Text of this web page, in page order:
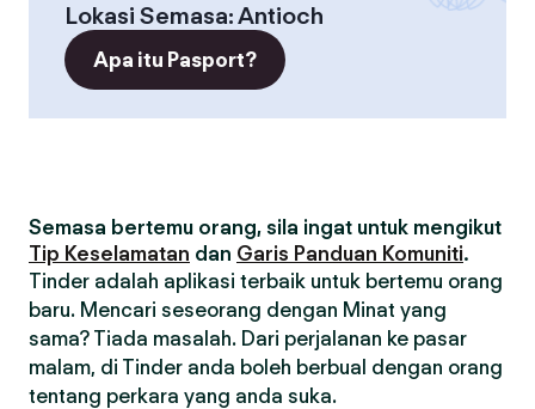
Lokasi Semasa:Antioch
Apa itu Pasport?
Semasa bertemu orang, sila ingat untuk mengikut
Tip Keselamatan dan Garis Panduan Komuniti.
Tinder adalah aplikasi terbaik untuk bertemu orang
baru. Mencari seseorang dengan Minat yang
sama? Tiada masalah. Dari perjalanan ke pasar
malam, di Tinder anda boleh berbual dengan orang
tentang perkara yang anda suka.